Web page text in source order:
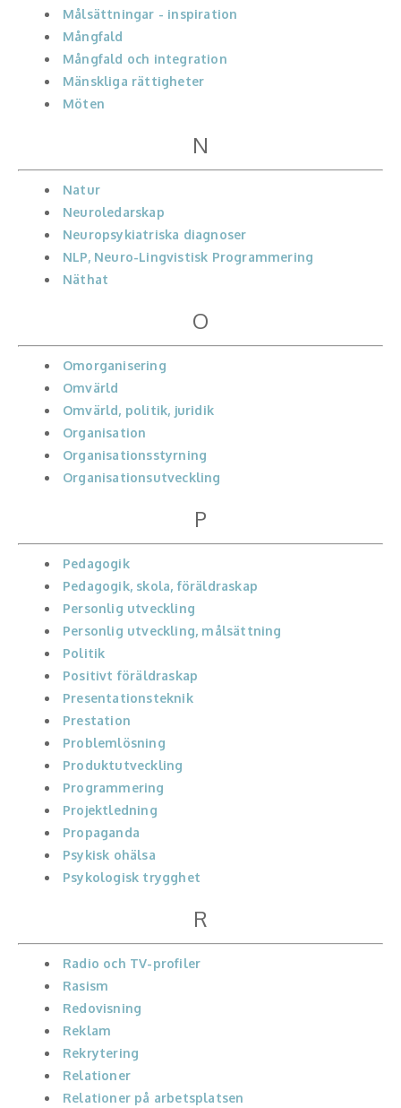
Målsättningar - inspiration
Mångfald
Mångfald och integration
Mänskliga rättigheter
Möten
N
Natur
Neuroledarskap
Neuropsykiatriska diagnoser
NLP, Neuro-Lingvistisk Programmering
Näthat
O
Omorganisering
Omvärld
Omvärld, politik, juridik
Organisation
Organisationsstyrning
Organisationsutveckling
P
Pedagogik
Pedagogik, skola, föräldraskap
Personlig utveckling
Personlig utveckling, målsättning
Politik
Positivt föräldraskap
Presentationsteknik
Prestation
Problemlösning
Produktutveckling
Programmering
Projektledning
Propaganda
Psykisk ohälsa
Psykologisk trygghet
R
Radio och TV-profiler
Rasism
Redovisning
Reklam
Rekrytering
Relationer
Relationer på arbetsplatsen